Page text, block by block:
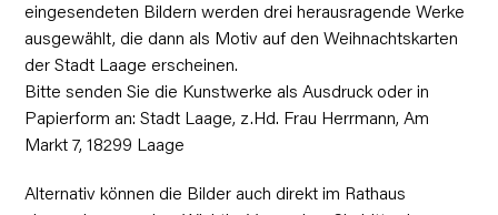
eingesendeten Bildern werden drei herausragende Werke
ausgewählt, die dann als Motiv auf den Weihnachtskarten
der Stadt Laage erscheinen.
Bitte senden Sie die Kunstwerke als Ausdruck oder in
Papierform an: Stadt Laage, z.Hd. Frau Herrmann, Am
Markt 7, 18299 Laage
Alternativ können die Bilder auch direkt im Rathaus